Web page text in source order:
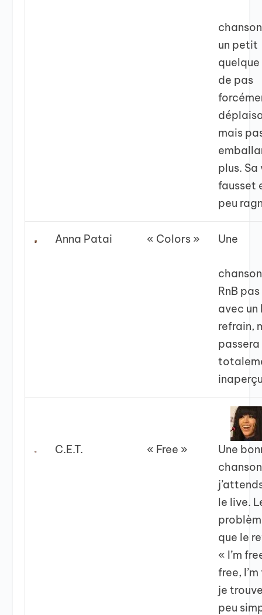
un petit
de pas
mais
plus.
fausset
peu
Anna Patai « Colors » Une
RnB
avec un
refrain,
passera
C.E.T. « Free »
Une
le live.
que le
« I’m
free,
je
peu